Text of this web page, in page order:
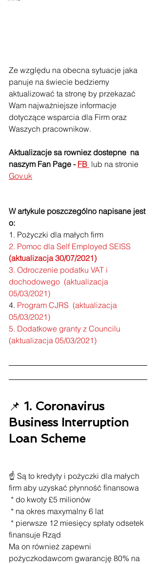
Ze względu na obecna sytuacje jaka
panuje na świecie bedziemy
aktualizować ta stronę by przekazać
Wam najważniejsze informacje
dotyczące wsparcia dla Firm oraz
Waszych pracownikow.
Aktualizacje sa rowniez dostepne  na
naszym Fan Page - FB lub na stronie
Gov.uk
W artykule poszczególno napisane jest
o:
1. Pożyczki dla małych firm
2. Pomoc dla Self Employed SEISS
(aktualizacja 30/07/2021)
3. Odroczenie podatku VAT i
dochodowego  (aktualizacja
05/03/2021)
4. Program CJRS  (aktualizacja
05/03/2021)
5. Dodatkowe granty z Councilu
(aktualizacja 05/03/2021)
📌 1. Coronavirus
Business Interruption
Loan Scheme
☝ Są to kredyty i pożyczki dla małych
firm aby uzyskać płynność finansowa
* do kwoty £5 milionów
* na okres maxymalny 6 lat
finansuje Rząd
Ma on również zapewni
pożyczkodawcom gwarancję 80% na